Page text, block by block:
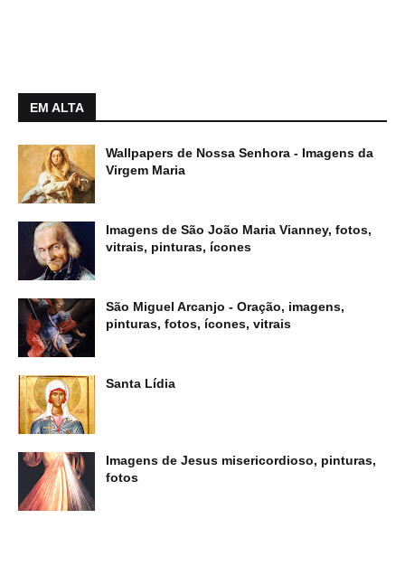
EM ALTA
Wallpapers de Nossa Senhora - Imagens da
Virgem Maria
Imagens de São João Maria Vianney, fotos,
vitrais, pinturas, ícones
São Miguel Arcanjo - Oração, imagens,
pinturas, fotos, ícones, vitrais
Santa Lídia
Imagens de Jesus misericordioso, pinturas,
fotos